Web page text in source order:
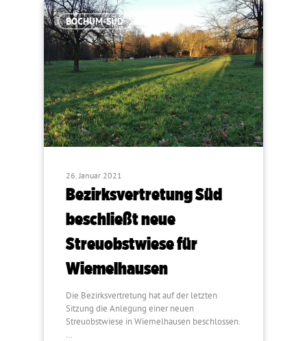
BOCHUM-SÜD
26. Januar 2021
Bezirksvertretung Süd
beschließt neue
Streuobstwiese für
Wiemelhausen
Die Bezirksvertretung hat auf der letzten
Sitzung die Anlegung einer neuen
Streuobstwiese in Wiemelhausen beschlossen.
…